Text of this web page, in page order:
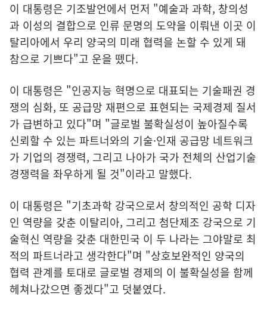
이 대통령은 기조발언에서 먼저 "예술과 과학, 창의성
과 이성의 결합으로 인류 문명의 도약을 이뤄낸 이곳 이
탈리아에서 우리 양국의 미래 협력을 논할 수 있게 돼
참으로 기쁘다"고 운을 뗐다.
이 대통령은 "인공지능 혁명으로 대표되는 기술패권 경
쟁의 심화, 또 공급망 재편으로 표현되는 국제경제 질서
가 급변하고 있다"며 "글로벌 불확실성이 높아질수록
신뢰할 수 있는 파트너와의 기술·인재 공급망 네트워크
가 기업의 경쟁력, 그리고 나아가 국가 전체의 산업기술
경쟁력을 좌우하게 될 것"이라고 말했다.
이 대통령은 "기초과학 강국으로서 창의적인 공학 디자
인 역량을 갖춘 이탈리아, 그리고 첨단제조 강국으로 기
술혁신 역량을 갖춘 대한민국 이 두 나라는 그야말로 최
적의 파트너라고 생각한다"며 "상호보완적인 양국의
협력 관계를 토대로 글로벌 경제의 이 불확실성을 함께
헤쳐나갔으면 좋겠다"고 덧붙였다.